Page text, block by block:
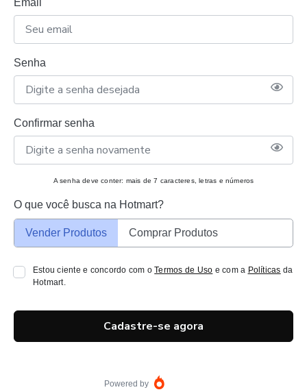
Email
Senha
Confirmar senha
A senha deve conter: mais de 7 caracteres, letras e números
O que você busca na Hotmart?
Vender Produtos Comprar Produtos
Estou ciente e concordo com oTermos de Uso e com a Políticas da
Hotmart.
Cadastre-se agora
Powered by